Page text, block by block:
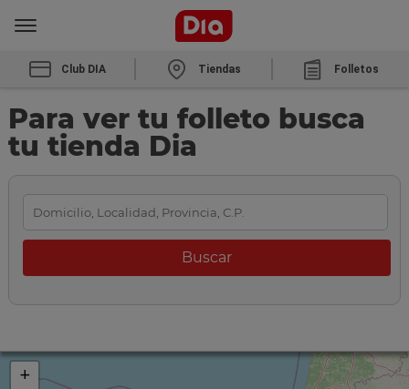
Club DIA Tiendas Folletos
Para ver tu folleto busca
tu tienda Dia
+